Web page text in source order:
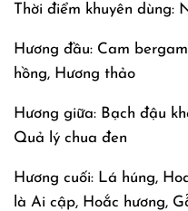
Thời điểm khuyên dùng:
Hương đầu: Cam
hồng, Hương thảo
Hương giữa: Bạch đậu
Quả lý chua đen
Hương cuối: Lá húng,
là Ai cập, Hoắc hương,